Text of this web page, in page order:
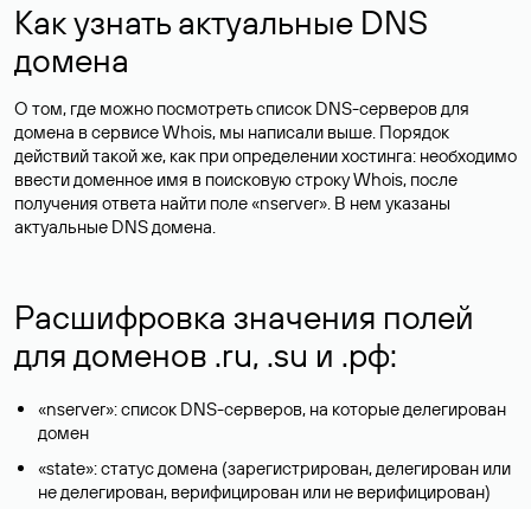
Как узнать актуальные DNS
домена
О том, где можно посмотреть список DNS-серверов для
домена в сервисе Whois, мы написали выше. Порядок
действий такой же, как при определении хостинга: необходимо
ввести доменное имя в поисковую строку Whois, после
получения ответа найти поле «nserver». В нем указаны
актуальные DNS домена.
Расшифровка значения полей
для доменов .ru, .su и .рф:
«nserver»: список DNS-серверов, на которые делегирован
домен
«state»: статус домена (зарегистрирован, делегирован или
не делегирован, верифицирован или не верифицирован)